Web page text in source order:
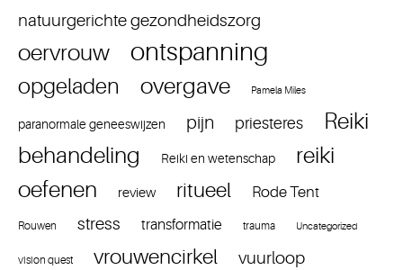
natuurgerichte gezondheidszorg
oervrouw ontspanning
opgeladen overgave Pamela Miles
paranormale geneeswijzen pijn priesteres
Reiki
behandeling
Reiki en wetenschap
reiki
oefenen
review ritueel Rode Tent
Rouwen stress transformatie trauma Uncategorized
vision quest vrouwencirkel
vuurloop